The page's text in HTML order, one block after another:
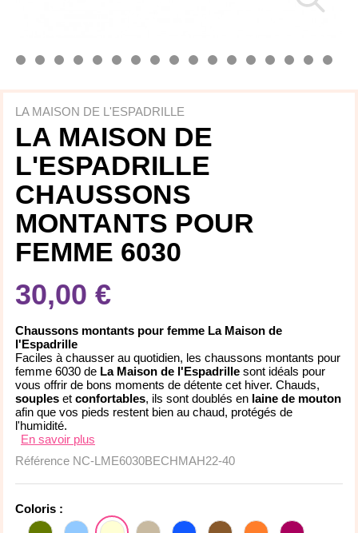
LA MAISON DE L'ESPADRILLE
LA MAISON DE
L'ESPADRILLE
CHAUSSONS
MONTANTS POUR
FEMME 6030
30,00 €
Chaussons montants pour femme La Maison de
l'Espadrille
Faciles à chausser au quotidien, les chaussons montants pour
femme 6030 de La Maison de l'Espadrille sont idéals pour
vous offrir de bons moments de détente cet hiver. Chauds,
souples et confortables, ils sont doublés en laine de mouton
afin que vos pieds restent bien au chaud, protégés de
l'humidité.
En savoir plus
Référence NC-LME6030BECHMAH22-40
Coloris :